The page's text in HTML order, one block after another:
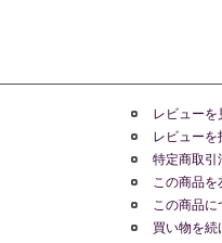
レビューを
レビューを
特定商取引
この商品を
この商品に
買い物を続